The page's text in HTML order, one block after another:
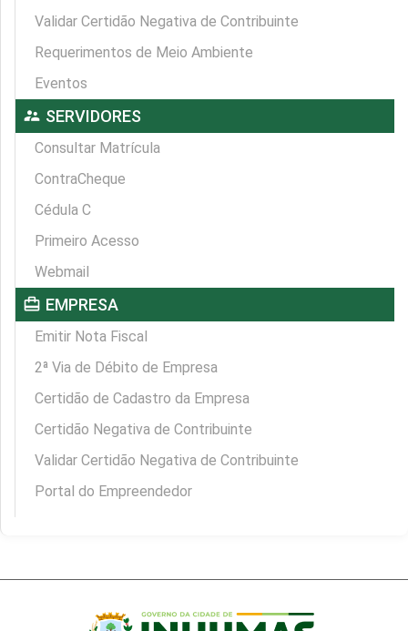
Validar Certidão Negativa de Contribuinte
Requerimentos de Meio Ambiente
Eventos
supervisor_account SERVIDORES
Consultar Matrícula
ContraCheque
Cédula C
Primeiro Acesso
Webmail
card_travel EMPRESA
Emitir Nota Fiscal
2ª Via de Débito de Empresa
Certidão de Cadastro da Empresa
Certidão Negativa de Contribuinte
Validar Certidão Negativa de Contribuinte
Portal do Empreendedor